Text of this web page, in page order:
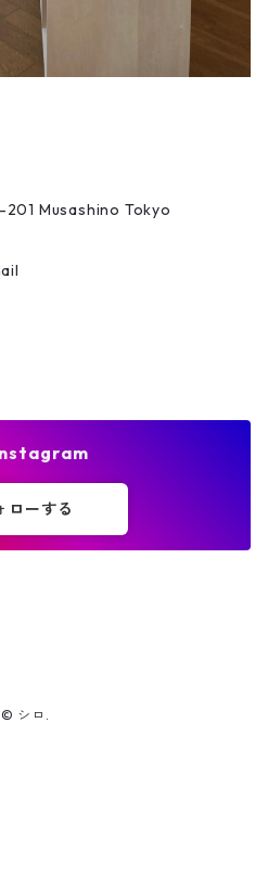
Musashino Tokyo
ローする
© シロ.